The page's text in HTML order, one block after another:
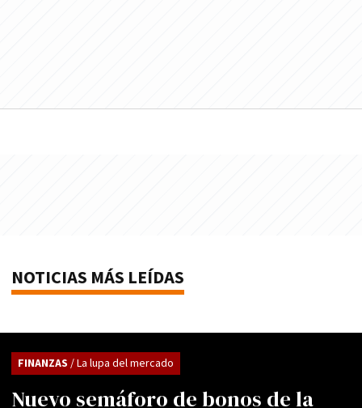
NOTICIAS MÁS LEÍDAS
Nuevo semáforo de bonos de la
FINANZAS / La lupa del mercado